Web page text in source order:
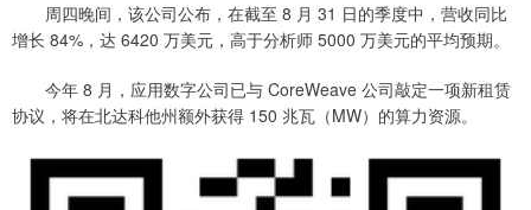
周四晚间，该公司公布，在截至 8 月 31 日的季度中，营收同比
增长 84%，达 6420 万美元，高于分析师 5000 万美元的平均预期。
今年 8 月，应用数字公司已与 CoreWeave 公司敲定一项新租赁
协议，将在北达科他州额外获得 150 兆瓦（MW）的算力资源。